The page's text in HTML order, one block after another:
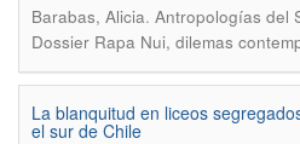
Barabas, Alicia. Antropologías del
Dossier Rapa Nui, dilemas
La blanquitud en liceos
el sur de Chile